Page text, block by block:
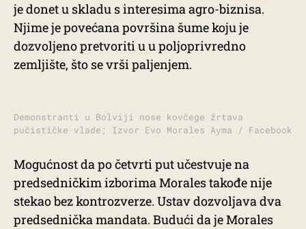
je donet u skladu s interesima agro-biznisa.
Njime je povećana površina šume koju je
dozvoljeno pretvoriti u u poljoprivredno
zemljište, što se vrši paljenjem.
Demonstranti u Bolviji nose kovčege žrtava
pučističke vlade; Izvor Evo Morales Ayma / Facebook
Mogućnost da po četvrti put učestvuje na
predsedničkim izborima Morales takođe nije
stekao bez kontrozverze. Ustav dozvoljava dva
predsednička mandata. Budući da je Morales